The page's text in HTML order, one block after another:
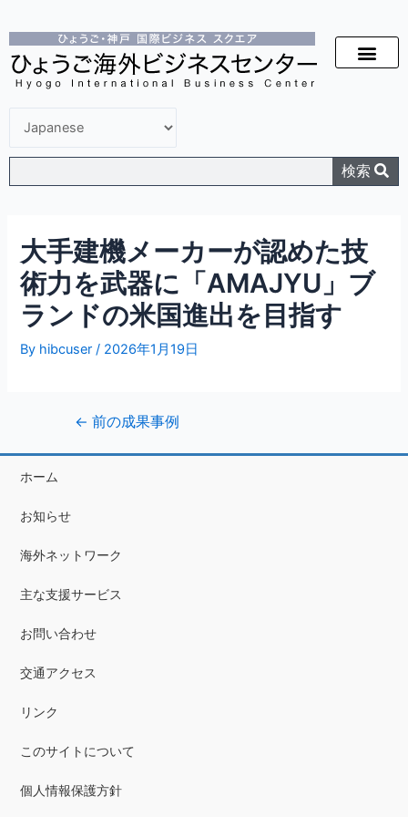
検索
大手建機メーカーが認めた技
術力を武器に「AMAJYU」ブ
ランドの米国進出を目指す
By hibcuser / 2026年1月19日
← 前の成果事例
ホーム
お知らせ
海外ネットワーク
主な支援サービス
お問い合わせ
交通アクセス
リンク
このサイトについて
個人情報保護方針